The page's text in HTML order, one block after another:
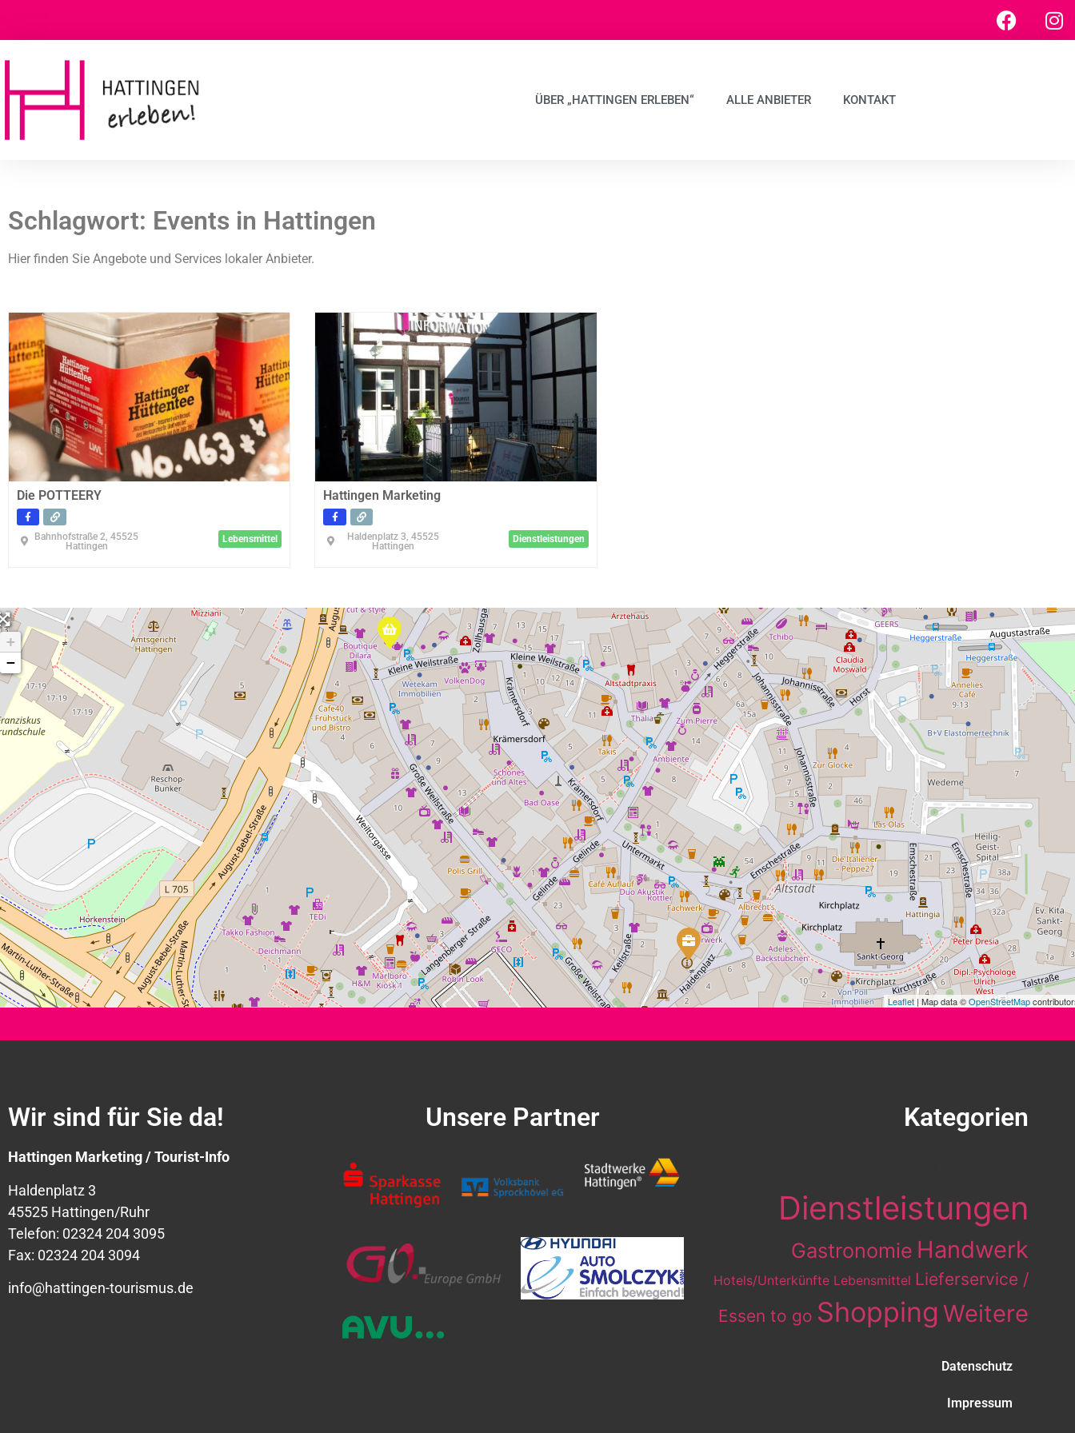
ÜBER „HATTINGEN ERLEBEN“ ALLE ANBIETER KONTAKT
Schlagwort: Events in Hattingen
Hier finden Sie Angebote und Services lokaler Anbieter.
Die POTTEERY
Bahnhofstraße 2, 45525
Hattingen
Lebensmittel
Hattingen Marketing
Haldenplatz 3, 45525
Hattingen
Dienstleistungen
+
−
Leaflet | Map data ©OpenStreetMap
Wir sind für Sie da!
Hattingen Marketing / Tourist-Info
Haldenplatz 3
45525 Hattingen/Ruhr
Telefon: 02324 204 3095
Fax: 02324 204 3094
info@hattingen-tourismus.de
Unsere Partner Kategorien
Dienstleistungen
Gastronomie Handwerk
Hotels/Unterkünfte Lebensmittel Lieferservice /
Essen to go Shopping Weitere
Datenschutz
Impressum